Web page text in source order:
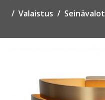
Valaistus Seinävalot